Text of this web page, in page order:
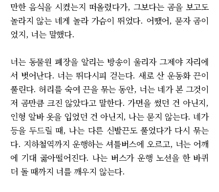
만한 음식을 시켰는지 떠올렸다가, 그보다는 곰을 보고도
놀라지 않는 네게 놀라 가슴이 뛰었다. 어땠어, 묻자 곰이
었지, 너는 말했다.
너는 동물원 폐장을 알리는 방송이 울리자 그제야 자리에
서 벗어난다. 너는 뛰다시피 걷는다. 새로 산 운동화 끈이
풀린다. 허리를 숙여 끈을 묶는 동안, 너는 네가 본 그것이
저 곰만큼 크진 않았다고 말한다. 가면을 썼던 건 아닌지,
인형 알바 옷을 입었던 건 아닌지, 나는 묻지 않는다. 네가
등을 두드릴 때, 나는 다른 신발끈도 풀었다가 다시 묶는
다. 지하철역까지 운행하는 셔틀버스에 오르고, 너는 어깨
에 기대 곯아떨어진다. 나는 버스가 운행 노선을 한 바퀴
더 돌 때까지 너를 깨우지 않는다.